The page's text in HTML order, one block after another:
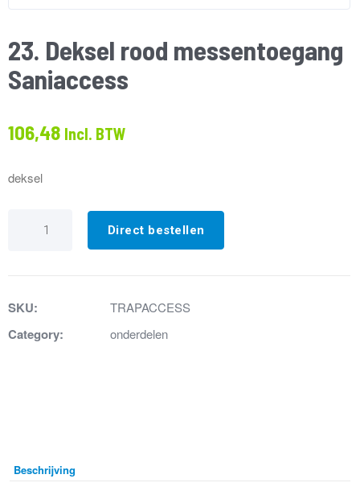
23. Deksel rood messentoegang
Saniaccess
106,48 Incl. BTW
deksel
Deksel
Direct bestellen
SKU: TRAPACCESS
Category: onderdelen
Beschrijving